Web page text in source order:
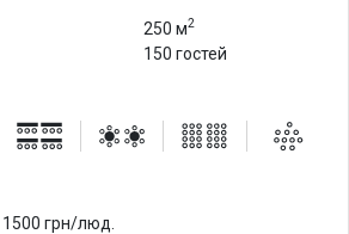
250 м2
150 гостей
1500 грн/люд.